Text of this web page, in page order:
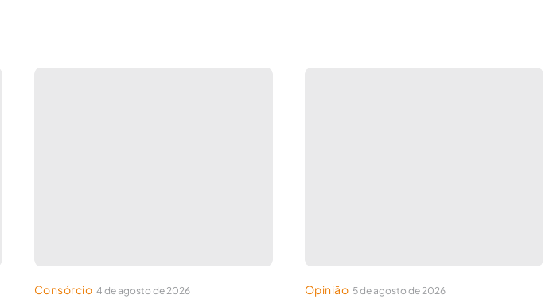
Consórcio 4 de agosto de 2026 Opinião 5 de agosto de 2026